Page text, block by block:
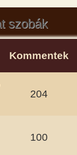
szobák
Kommentek
204
100